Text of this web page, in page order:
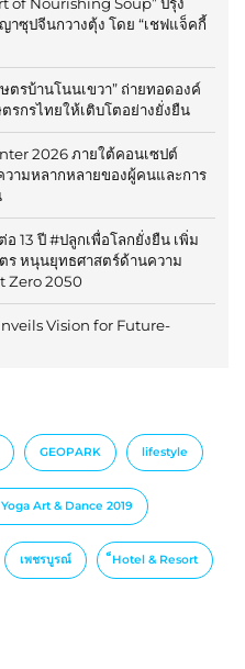
of Nourishing Soup” ปรุง
ซุปจีนกวางตุ้ง โดย “เชฟแจ็คกี้
ตรบ้านโนนเขวา” ถ่ายทอดองค์
รกรไทยให้เติบโตอย่างยั่งยืน
2026 ภายใต้คอนเซปต์
ามหลากหลายของผู้คนและการ
13 ปี #ปลูกเพื่อโลกยั่งยืน เพิ่ม
ร หนุนยุทธศาสตร์ด้านความ
Zero 2050
Vision for Future-
GEOPARK lifestyle
Art & Dance 2019
เพชรบูรณ์ ็Hotel & Resort